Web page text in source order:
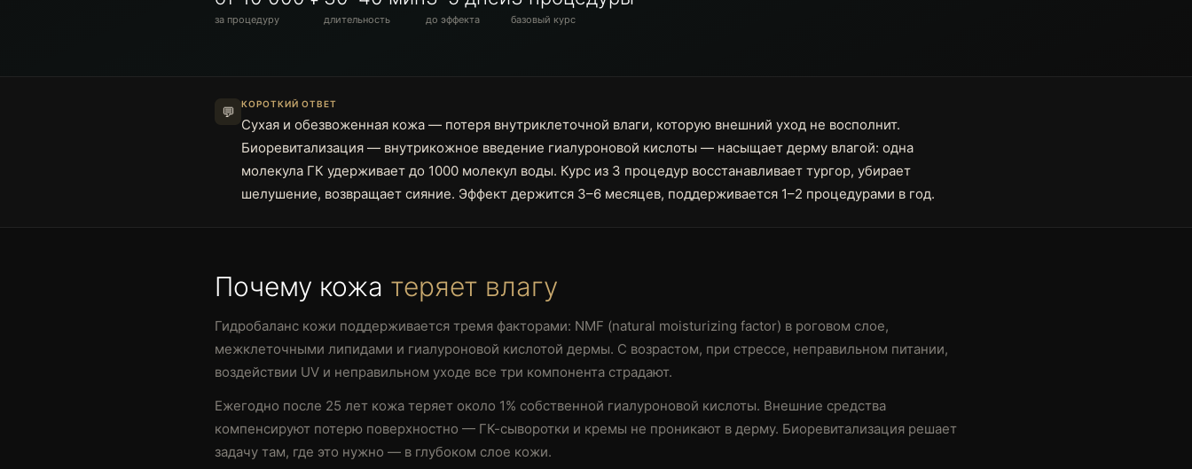
за процедуру длительность до эффекта базовый курс
💬 КОРОТКИЙ ОТВЕТ
Сухая и обезвоженная кожа — потеря внутриклеточной влаги, которую внешний уход не восполнит.
Биоревитализация — внутрикожное введение гиалуроновой кислоты — насыщает дерму влагой: одна
молекула ГК удерживает до 1000 молекул воды. Курс из 3 процедур восстанавливает тургор, убирает
шелушение, возвращает сияние. Эффект держится 3–6 месяцев, поддерживается 1–2 процедурами в год.
Почему кожа теряет влагу
Гидробаланс кожи поддерживается тремя факторами: NMF (natural moisturizing factor) в роговом слое,
межклеточными липидами и гиалуроновой кислотой дермы. С возрастом, при стрессе, неправильном питании,
воздействии UV и неправильном уходе все три компонента страдают.
Ежегодно после 25 лет кожа теряет около 1% собственной гиалуроновой кислоты. Внешние средства
компенсируют потерю поверхностно — ГК-сыворотки и кремы не проникают в дерму. Биоревитализация решает
задачу там, где это нужно — в глубоком слое кожи.